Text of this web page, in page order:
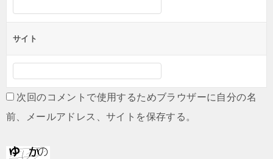
サイト
次回のコメントで使用するためブラウザーに自分の名
前、メールアドレス、サイトを保存する。